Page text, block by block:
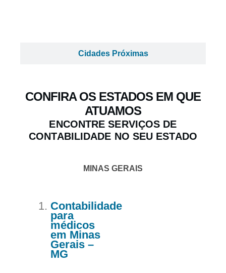
Cidades Próximas
CONFIRA OS ESTADOS EM QUE
ATUAMOS
ENCONTRE SERVIÇOS DE
CONTABILIDADE NO SEU ESTADO
MINAS GERAIS
Contabilidade
para
médicos
em Minas
Gerais –
MG